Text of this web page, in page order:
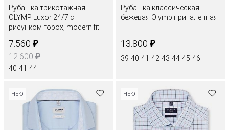
Рубашка трикотажная
OLYMP Luxor 24/7 с
рисунком горох, modern fit
7.560 ₽
12.600₽
40 41 44
Рубашка классическая
бежевая Olymp приталенная
13.800 ₽
39 40 41 42 43 44 45 46
НЬЮ НЬЮ